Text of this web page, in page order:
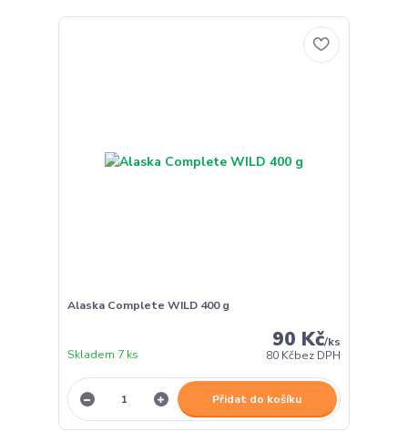
Alaska Complete WILD 400 g
90 Kč/ks
80 Kčbez DPH
Skladem 7 ks
Přidat do košíku